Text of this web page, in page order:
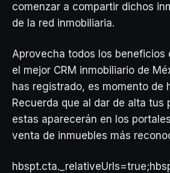
comenzar a compartir dichos
de la red inmobiliaria.
Aprovecha todos los beneficios
el mejor CRM inmobiliario de
has registrado, es momento de
Recuerda que al dar de alta tus
estas aparecerán en los
venta de inmuebles más